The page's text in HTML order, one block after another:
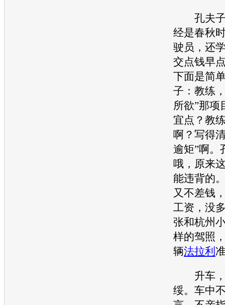
孔夫子
经是春秋
驶员，还
交点钱早
下面是简
子：教练
所欲”那项
宜点？教
啊？写得
逾矩”啊。
哦，原来
能违背的
又不差钱
工资，没
张和杭州
样的驾照
辆法拉利
升车，
绥。车中